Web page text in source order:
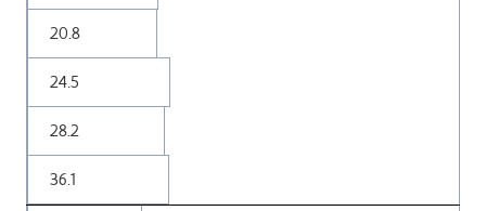
20.8
24.5
28.2
36.1